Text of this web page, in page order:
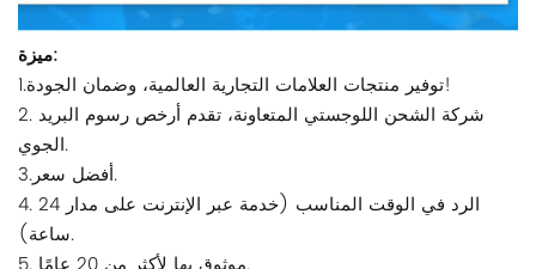
ميزة:
1.توفير منتجات العلامات التجارية العالمية، وضمان الجودة!
2. شركة الشحن اللوجستي المتعاونة، تقدم أرخص رسوم البريد
الجوي.
3.أفضل سعر.
4. الرد في الوقت المناسب (خدمة عبر الإنترنت على مدار 24
ساعة).